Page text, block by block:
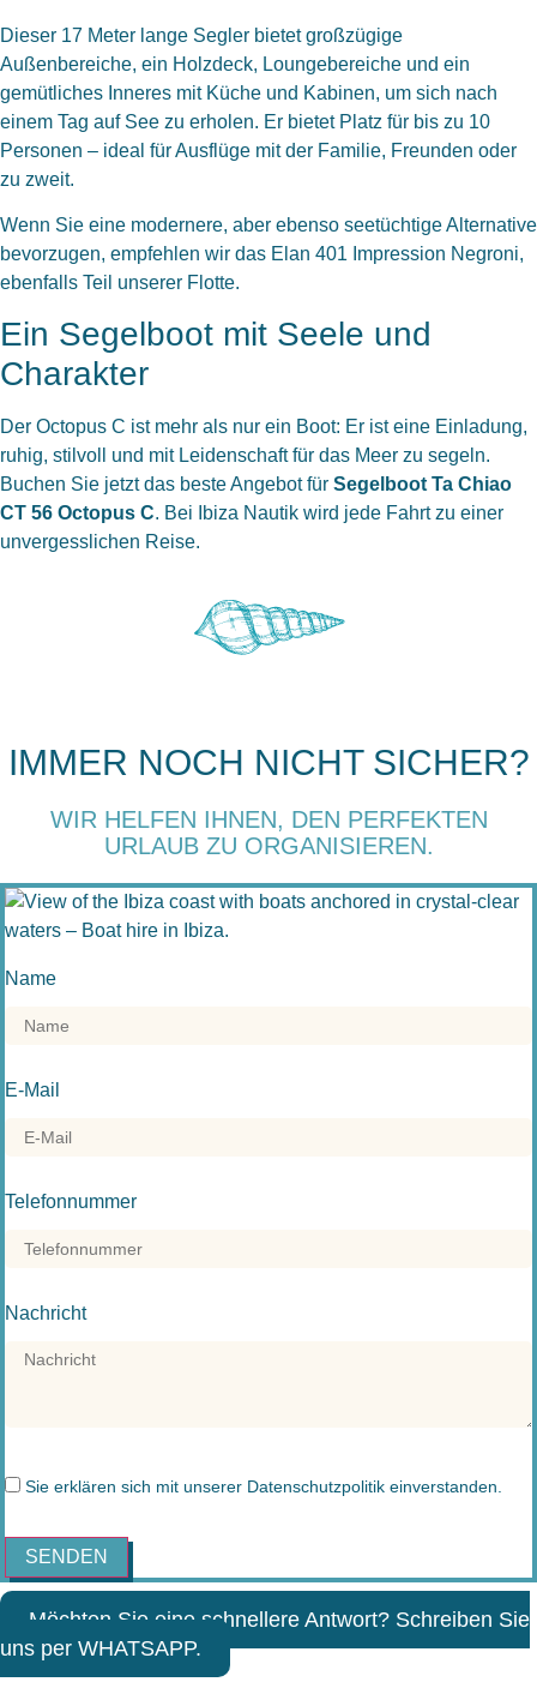
Dieser 17 Meter lange Segler bietet großzügige
Außenbereiche, ein Holzdeck, Loungebereiche und ein
gemütliches Inneres mit Küche und Kabinen, um sich nach
einem Tag auf See zu erholen. Er bietet Platz für bis zu 10
Personen – ideal für Ausflüge mit der Familie, Freunden oder
zu zweit.
Wenn Sie eine modernere, aber ebenso seetüchtige Alternative
bevorzugen, empfehlen wir das Elan 401 Impression Negroni,
ebenfalls Teil unserer Flotte.
Ein Segelboot mit Seele und
Charakter
Der Octopus C ist mehr als nur ein Boot: Er ist eine Einladung,
ruhig, stilvoll und mit Leidenschaft für das Meer zu segeln.
Buchen Sie jetzt das beste Angebot für Segelboot Ta Chiao
CT 56 Octopus C. Bei Ibiza Nautik wird jede Fahrt zu einer
unvergesslichen Reise.
IMMER NOCH NICHT SICHER?
WIR HELFEN IHNEN, DEN PERFEKTEN
URLAUB ZU ORGANISIEREN.
Name
E-Mail
Telefonnummer
Nachricht
Sie erklären sich mit unserer Datenschutzpolitik einverstanden.
SENDEN
Möchten Sie eine schnellere Antwort? Schreiben Sie
uns per WHATSAPP.